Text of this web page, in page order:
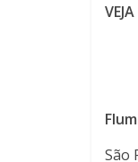
São